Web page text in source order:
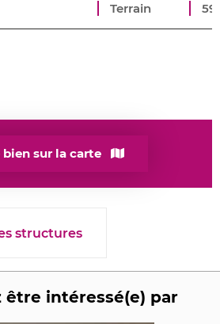
Terrain
bien sur la carte
structures
être intéressé(e) par